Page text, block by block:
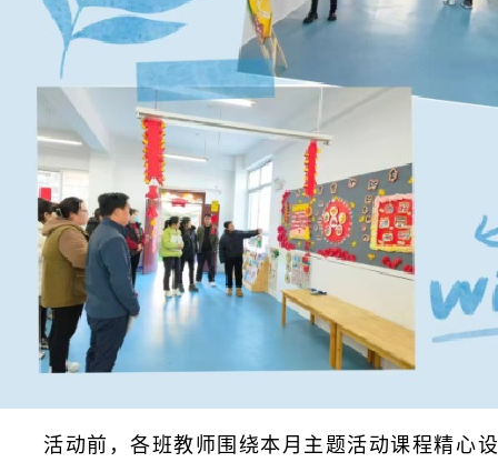
活动前，各班教师围绕本月主题活动课程精心设